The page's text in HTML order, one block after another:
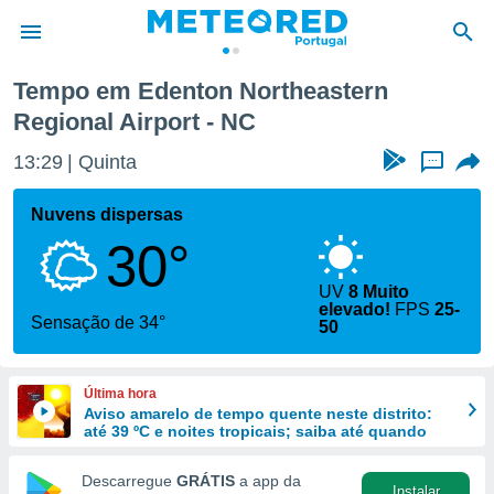
da
foi
para
fornecidas
e
forma
Tempo em Edenton Northeastern
Regional Airport - NC
13:29 Quinta ...
Nuvens dispersas
30°
Sensação de 34°
UV8 Muito
elevado! FPS25-
50
Última hora
Aviso amarelo de tempo quente neste distrito:
até 39 ºC e noites tropicais; saiba até quando
Descarregue GRÁTIS a app da
Instalar